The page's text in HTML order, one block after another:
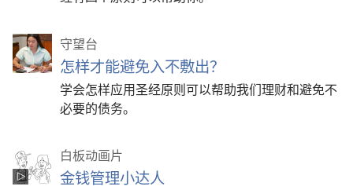
守望台
怎样才能避免入不敷出？
学会怎样应用圣经原则可以帮助我们理财和避免不
必要的债务。
白板动画片
金钱管理小达人